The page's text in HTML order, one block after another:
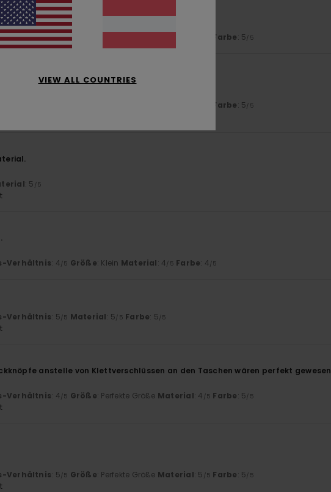
Farbe
Verhältnis: 5/5 Größe Farbe: 5/5
Qualität
Verhältnis Farbe: 5/5
: 5 /5
Verhältnis: 4/5 Größe: Klein Material: 4/5 Farbe: 4/5
Verhältnis: 5/5 Material: 5/5 Farbe: 5/5
anstelle von Klettverschlüssen an den Taschen wären perfekt gewesen
Verhältnis: 4/5 Größe: Perfekte Größe Material: 4 /5 Farbe: 5/5
Verhältnis: 5/5 Größe: Perfekte Größe Material: 5 /5 Farbe: 5/5
VIEW ALL COUNTRIES